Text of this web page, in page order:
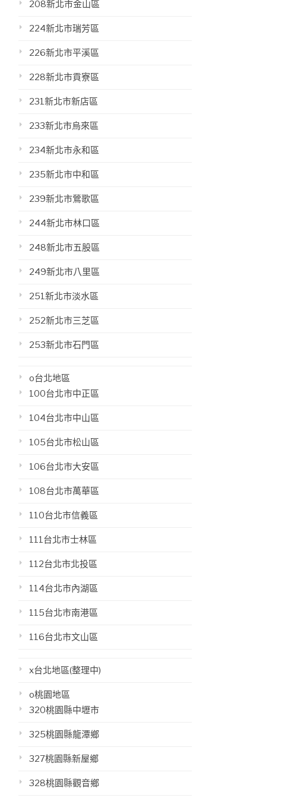
208新北市金山區
224新北市瑞芳區
226新北市平溪區
228新北市貢寮區
231新北市新店區
233新北市烏來區
234新北市永和區
235新北市中和區
239新北市鶯歌區
244新北市林口區
248新北市五股區
249新北市八里區
251新北市淡水區
252新北市三芝區
253新北市石門區
o台北地區
100台北市中正區
104台北市中山區
105台北市松山區
106台北市大安區
108台北市萬華區
110台北市信義區
111台北市士林區
112台北市北投區
114台北市內湖區
115台北市南港區
116台北市文山區
x台北地區(整理中)
o桃園地區
320桃園縣中壢市
325桃園縣龍潭鄉
327桃園縣新屋鄉
328桃園縣觀音鄉